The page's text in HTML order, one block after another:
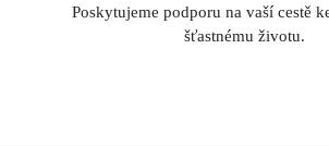
Poskytujeme podporu na vaší cestě
šťastnému životu.